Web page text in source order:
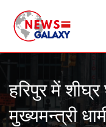
content
हरिपुर में शीघ्र
मुख्यमन्त्री